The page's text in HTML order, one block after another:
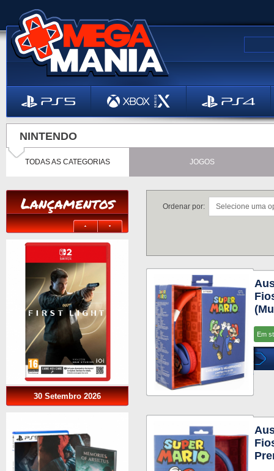
NINTENDO
TODAS AS CATEGORIAS JOGOS
Lançamentos
30 Setembro 2026
Ordenar por:
Em